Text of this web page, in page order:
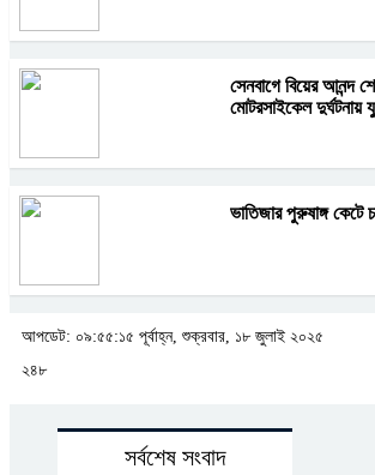
সেনবাগে বিয়ের আনন্দ
মোটরসাইকেল দুর্ঘটনায়
ভাতিজার পুরুষাঙ্গ কেটে
আপডেট: ০৯:৫৫:১৫ পূর্বাহ্ন, শুক্রবার, ১৮ জুলাই ২০২৫
২৪৮
সর্বশেষ সংবাদ